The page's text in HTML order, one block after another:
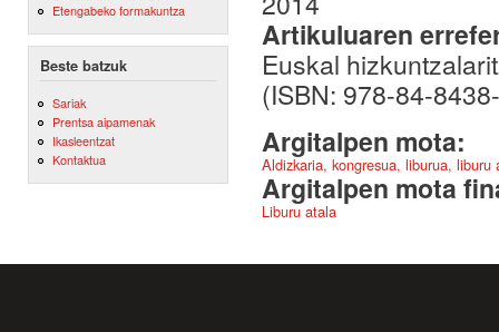
Etengabeko formakuntza
Beste batzuk
Sariak
Prentsa aipamenak
Ikasleentzat
Kontaktua
Artikuluaren
Euskal
(ISBN: 978-84-
Argitalpen mota:
Aldizkaria, kongresua, liburua,
Argitalpen mota
Liburu atala